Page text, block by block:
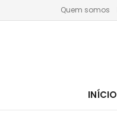
Quem somos
INÍCIO